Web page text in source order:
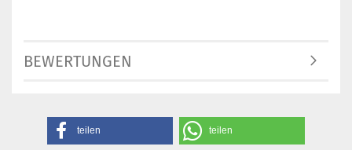
BEWERTUNGEN
teilen teilen